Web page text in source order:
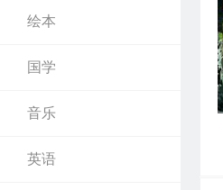
绘本
国学
音乐
英语